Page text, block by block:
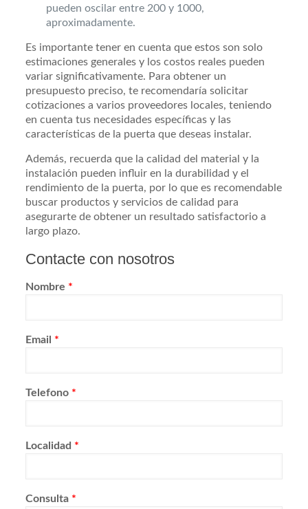
pueden oscilar entre 200 y 1000,
aproximadamente.
Es importante tener en cuenta que estos son solo
estimaciones generales y los costos reales pueden
variar significativamente. Para obtener un
presupuesto preciso, te recomendaría solicitar
cotizaciones a varios proveedores locales, teniendo
en cuenta tus necesidades específicas y las
características de la puerta que deseas instalar.
Además, recuerda que la calidad del material y la
instalación pueden influir en la durabilidad y el
rendimiento de la puerta, por lo que es recomendable
buscar productos y servicios de calidad para
asegurarte de obtener un resultado satisfactorio a
largo plazo.
Contacte con nosotros
Nombre *
Email *
Telefono *
Localidad *
Consulta *